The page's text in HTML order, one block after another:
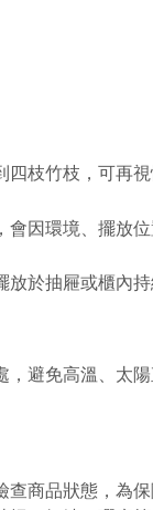
四枝竹枝，可再
會因環境、擺放
於抽屜或櫃內持
，避免高溫、太
查商品狀態，為